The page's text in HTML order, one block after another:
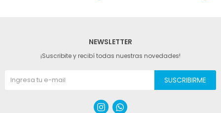
NEWSLETTER
¡Suscribite y recibí todas nuestras novedades!
SUSCRIBIRME
 